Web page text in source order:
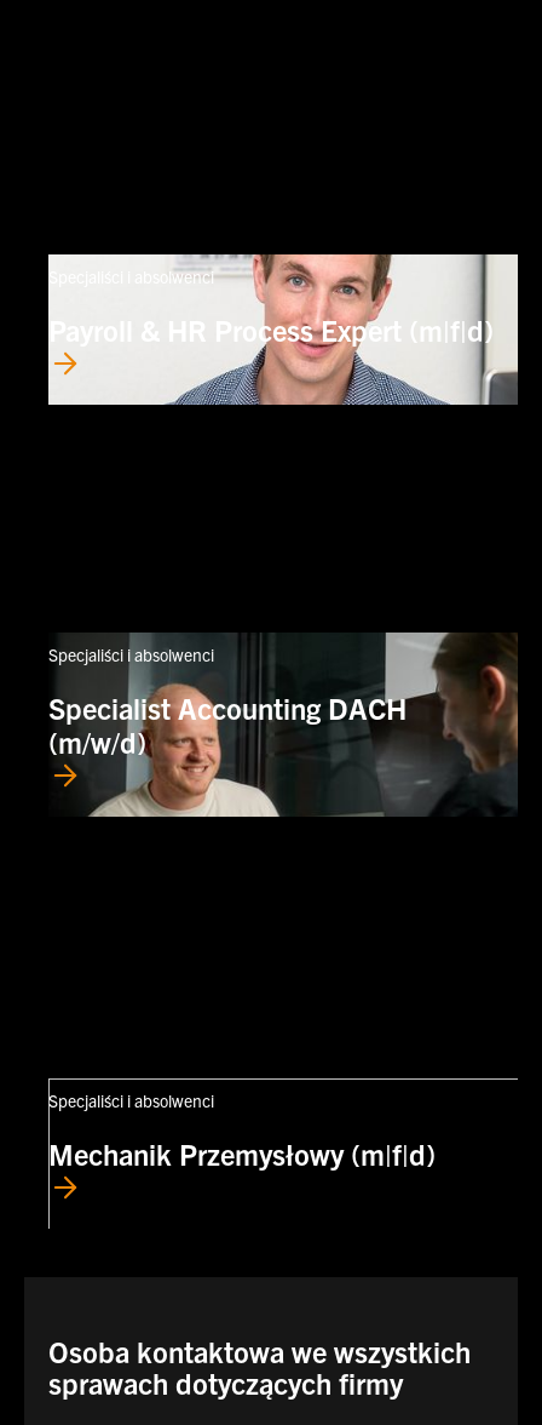
Specjaliści i absolwenci
Payroll & HR Process Expert (m|f|d)
Specjaliści i absolwenci
Specialist Accounting DACH
(m/w/d)
Specjaliści i absolwenci
Mechanik Przemysłowy (m|f|d)
Osoba kontaktowa we wszystkich
sprawach dotyczących firmy